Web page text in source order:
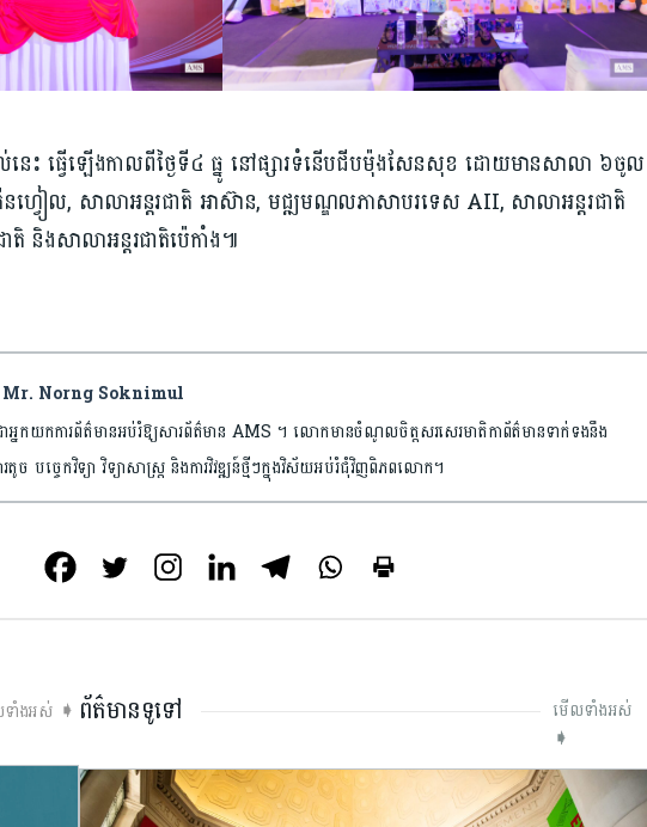
ះ ធ្វើឡើងកាលពីថ្ងៃទី៤ ធ្នូ នៅផ្សារទំនើបជីបម៉ុងសែនសុខ ដោយមានសាលា ៦ចូល
នហ្វៀល, សាលាអន្តរជាតិ អាស៊ាន, មជ្ឍមណ្ឌលភាសាបរទេស AII, សាលាអន្តរជាតិ
តិ និងសាលាអន្តរជាតិប៉េកាំង៕
Norng Soknimul
កការព័ត៌មានអប់រំឱ្យសារព័ត៌មាន AMS ។ លោកមានចំណូលចិត្តសរសេរមាតិកាព័ត៌មានទាក់ទងនឹង
បច្ចេកវិទ្យា វិទ្យាសាស្ត្រ និងការវិវឌ្ឍន៍ថ្មីៗក្នុងវិស័យអប់រំជុំវិញពិភពលោក។
ាំងអស់ ➧ ព័ត៌មានទូទៅ
មើលទាំងអស់
➧